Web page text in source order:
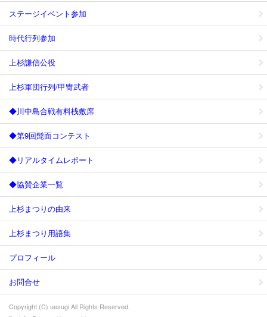
ステージイベント参加
時代行列参加
上杉謙信公役
上杉軍団行列/甲冑武者
◆川中島合戦有料桟敷席
◆第9回髭面コンテスト
◆リアルタイムレポート
◆協賛企業一覧
上杉まつりの由来
上杉まつり用語集
プロフィール
お問合せ
Copyright (C) uesugi All Rights Reserved.